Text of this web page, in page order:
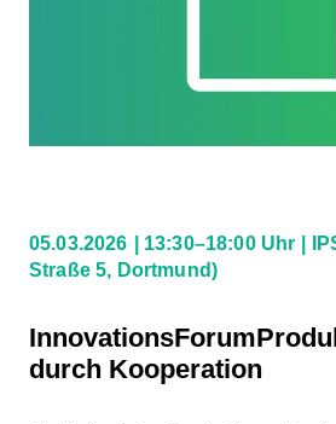
05.03.2026 13:30–18:00 Uhr
Straße 5, Dortmund)
durch Kooperation